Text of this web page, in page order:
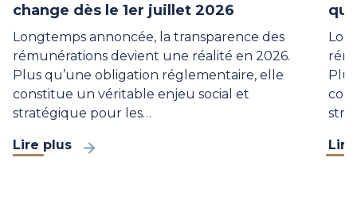
change dès le 1er juillet 2026
Longtemps annoncée, la transparence des
rémunérations devient une réalité en 2026.
Plus qu’une obligation réglementaire, elle
constitue un véritable enjeu social et
stratégique pour les…
Lire plus
qui